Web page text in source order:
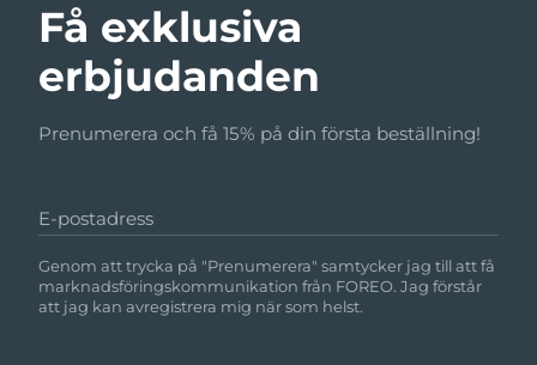
Få exklusiva
erbjudanden
Prenumerera och få 15% på din första beställning!
E-postadress
Genom att trycka på "Prenumerera" samtycker jag till att få
marknadsföringskommunikation från FOREO. Jag förstår
att jag kan avregistrera mig när som helst.